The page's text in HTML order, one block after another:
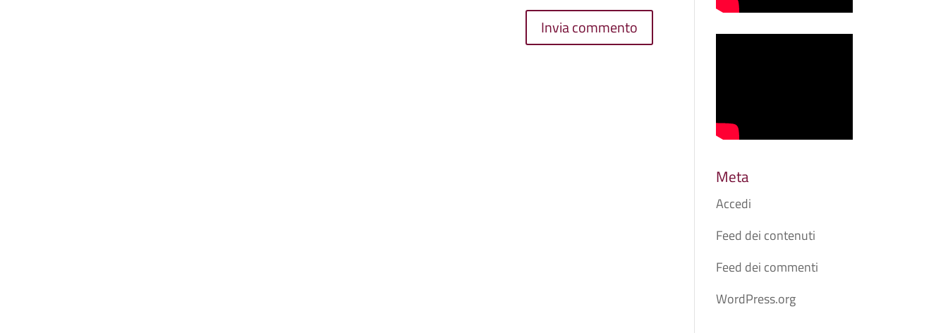
Meta
Accedi
Feed dei contenuti
Feed dei commenti
WordPress.org